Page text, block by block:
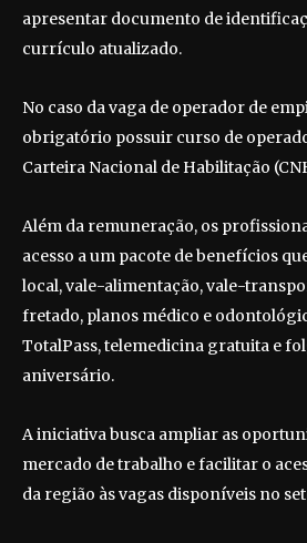
apresentar documento de
currículo atualizado.
No caso da vaga de operador de
obrigatório possuir curso de
Carteira Nacional de Habilitação
Além da remuneração, os
acesso a um pacote de benefícios
local, vale-alimentação, vale-
fretado, planos médico e
TotalPass, telemedicina gratuita e
aniversário.
A iniciativa busca ampliar as
mercado de trabalho e facilitar o
da região às vagas disponíveis no